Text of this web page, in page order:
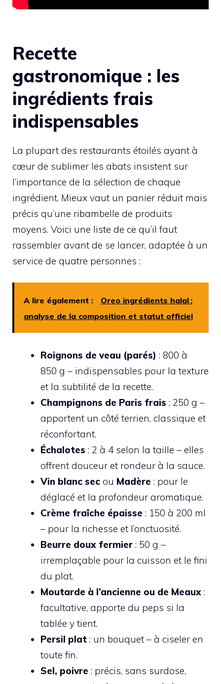
Recette
gastronomique : les
ingrédients frais
indispensables
La plupart des restaurants étoilés ayant à
cœur de sublimer les abats insistent sur
l’importance de la sélection de chaque
ingrédient. Mieux vaut un panier réduit mais
précis qu’une ribambelle de produits
moyens. Voici une liste de ce qu’il faut
rassembler avant de se lancer, adaptée à un
service de quatre personnes :
A lire également :
Oreo ingrédients halal :
analyse de la composition et statut officiel
Roignons de veau (parés) : 800 à
850 g – indispensables pour la texture
et la subtilité de la recette.
Champignons de Paris frais : 250 g –
apportent un côté terrien, classique et
réconfortant.
Échalotes : 2 à 4 selon la taille – elles
offrent douceur et rondeur à la sauce.
Vin blanc sec ou Madère : pour le
déglacé et la profondeur aromatique.
Crème fraîche épaisse : 150 à 200 ml
– pour la richesse et l’onctuosité.
Beurre doux fermier : 50 g –
irremplaçable pour la cuisson et le fini
du plat.
Moutarde à l’ancienne ou de Meaux :
facultative, apporte du peps si la
tablée y tient.
Persil plat : un bouquet – à ciseler en
toute fin.
Sel, poivre : précis, sans surdose,